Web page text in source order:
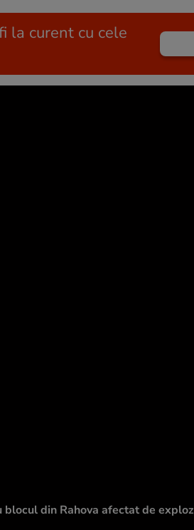
la curent cu cele
din Rahova afectat de